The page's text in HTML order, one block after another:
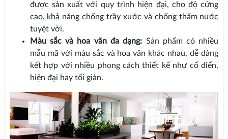
được sản xuất với quy trình hiện đại, cho độ cứng
cao, khả năng chống trầy xước và chống thấm nước
tuyệt vời.
Màu sắc và hoa văn đa dạng: Sản phẩm có nhiều
mẫu mã với màu sắc và hoa văn khác nhau, dễ dàng
kết hợp với nhiều phong cách thiết kế như cổ điển,
hiện đại hay tối giản.